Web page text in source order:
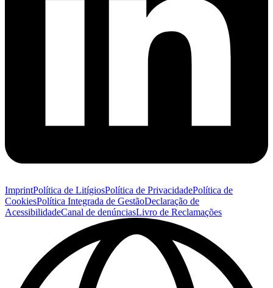
ImprintPolítica de LitígiosPolítica de PrivacidadePolítica de
CookiesPolítica Integrada de GestãoDeclaração de
AcessibilidadeCanal de denúnciasLivro de Reclamações